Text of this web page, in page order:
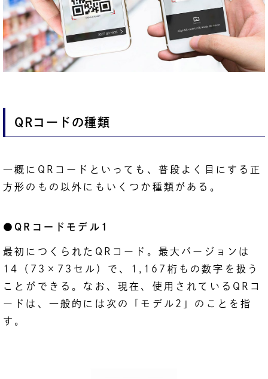
QRコードの種類
一概にQRコードといっても、普段よく目にする正
方形のもの以外にもいくつか種類がある。
●QRコードモデル1
最初につくられたQRコード。最大バージョンは
14（73×73セル）で、1,167桁もの数字を扱う
ことができる。なお、現在、使用されているQRコ
ードは、一般的には次の「モデル2」のことを指
す。